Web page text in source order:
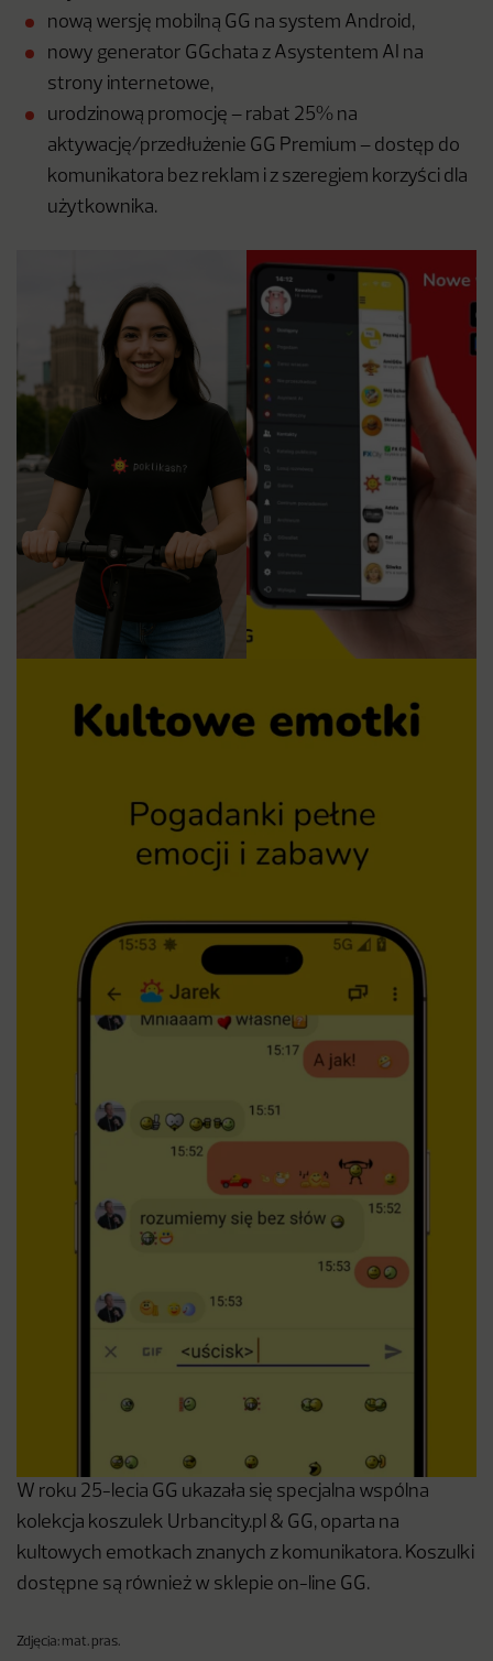
nową wersję mobilną GG na system Android,
nowy generator GGchata z Asystentem AI na
strony internetowe,
urodzinową promocję – rabat 25% na
aktywację/przedłużenie GG Premium – dostęp do
komunikatora bez reklam i z szeregiem korzyści dla
użytkownika.
W roku 25-lecia GG ukazała się specjalna wspólna
kolekcja koszulek Urbancity.pl & GG, oparta na
kultowych emotkach znanych z komunikatora. Koszulki
dostępne są również w sklepie on-line GG.
Zdjęcia: mat. pras.